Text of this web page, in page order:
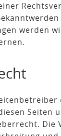
werden
Seiten
Die